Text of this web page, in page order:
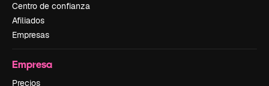
Centro de confianza
Afiliados
Empresas
Empresa
Precios